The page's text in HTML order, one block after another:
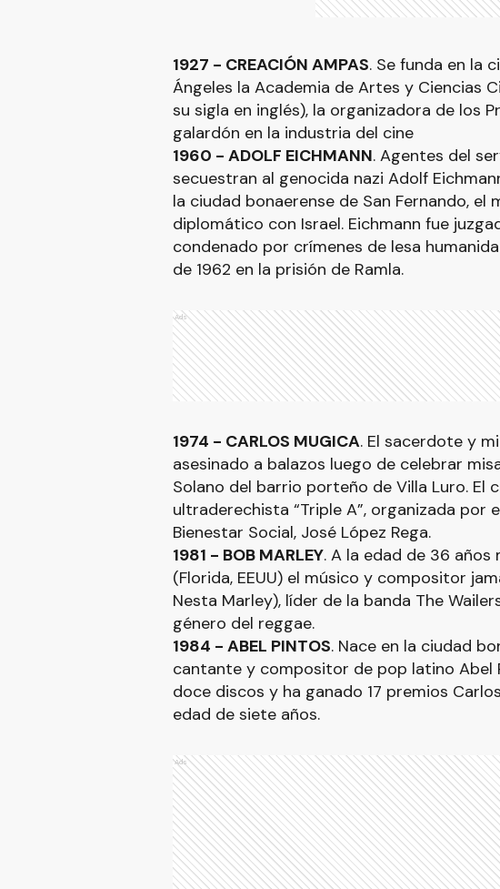
1927 - CREACIÓN AMPAS. Se funda en la
Ángeles la Academia de Artes y Ciencias
su sigla en inglés), la organizadora de los
galardón en la industria del cine
1960 - ADOLF EICHMANN. Agentes del
secuestran al genocida nazi Adolf
la ciudad bonaerense de San Fernando,
diplomático con Israel. Eichmann fue
condenado por crímenes de lesa
de 1962 en la prisión de Ramla.
Ads
1974 - CARLOS MUGICA. El sacerdote y
asesinado a balazos luego de celebrar
Solano del barrio porteño de Villa Luro. El
ultraderechista “Triple A”, organizada por
Bienestar Social, José López Rega.
1981 - BOB MARLEY. A la edad de 36 años
(Florida, EEUU) el músico y compositor
Nesta Marley), líder de la banda The
género del reggae.
1984 - ABEL PINTOS. Nace en la ciudad
cantante y compositor de pop latino Abel
doce discos y ha ganado 17 premios
edad de siete años.
Ads